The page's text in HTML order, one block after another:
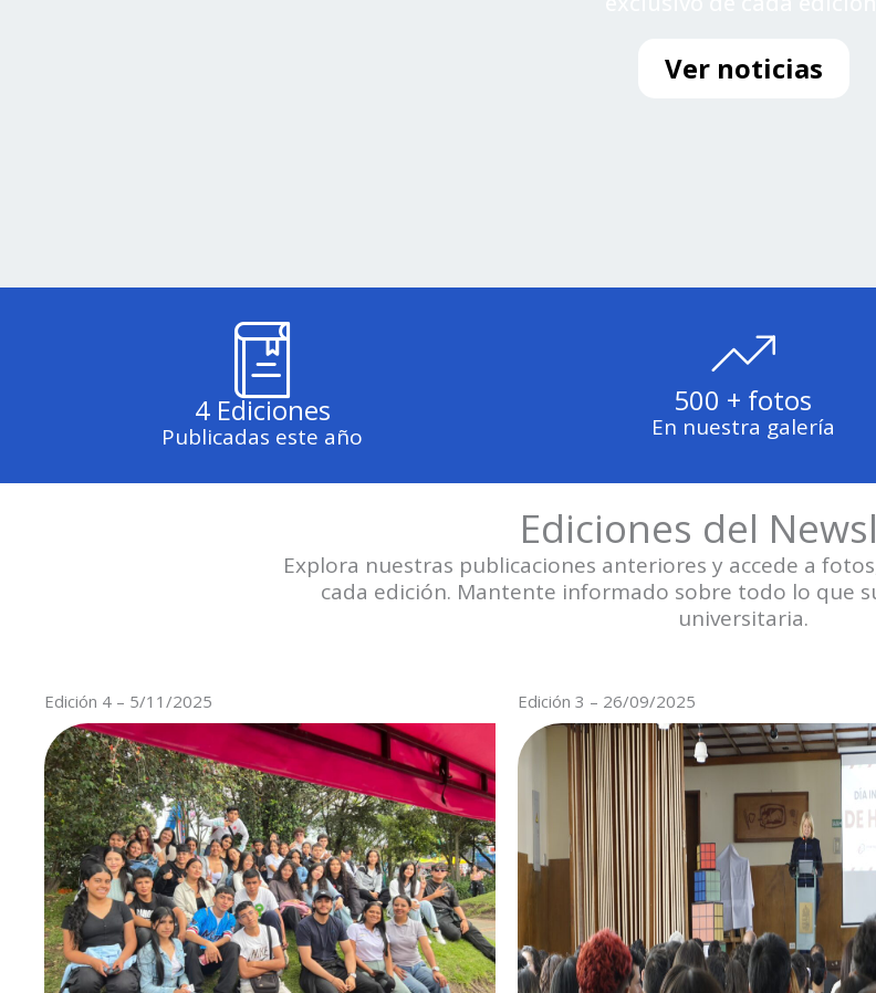
Ver noticias
4 Ediciones
Publicadas este año
500 + fotos
En nuestra galería
Ediciones del
Explora nuestras publicaciones anteriores y accede a
cada edición. Mantente informado sobre todo lo que
universitaria.
Edición 4 – 5/11/2025 Edición 3 – 26/09/2025